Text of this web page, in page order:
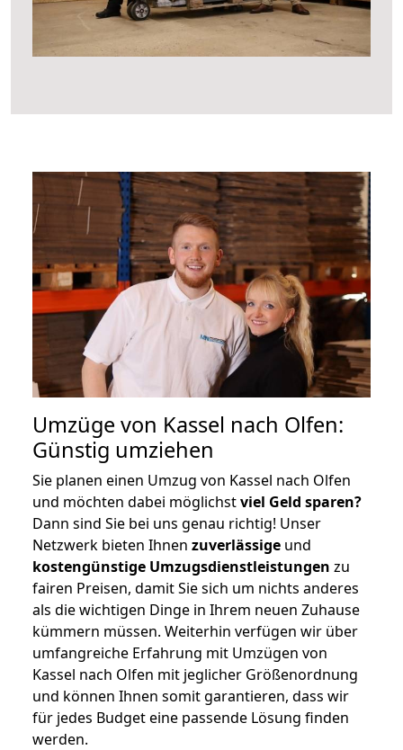
Umzüge von Kassel nach Olfen:
Günstig umziehen
Sie planen einen Umzug von Kassel nach Olfen
und möchten dabei möglichstviel Geld sparen?
Dann sind Sie bei uns genau richtig! Unser
Netzwerk bieten Ihnen zuverlässige und
kostengünstige Umzugsdienstleistungen zu
fairen Preisen, damit Sie sich um nichts anderes
als die wichtigen Dinge in Ihrem neuen Zuhause
kümmern müssen. Weiterhin verfügen wir über
umfangreiche Erfahrung mit Umzügen von
Kassel nach Olfen mit jeglicher Größenordnung
und können Ihnen somit garantieren, dass wir
für jedes Budget eine passende Lösung finden
werden.